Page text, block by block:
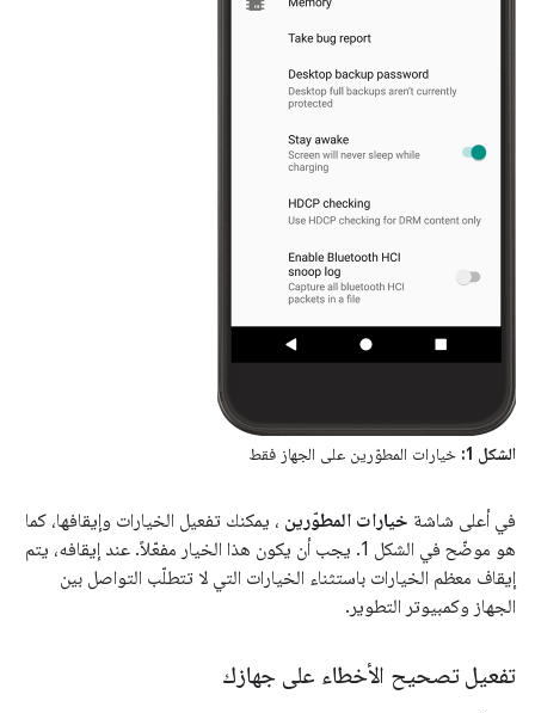
الشكل 1: خيارات المطوّرين على الجهاز فقط
في أعلى شاشة خيارات المطوّرين ، يمكنك تفعيل الخيارات وإيقافها، كما
هو موضّح في الشكل 1. يجب أن يكون هذا الخيار مفعّلاً. عند إيقافه، يتم
إيقاف معظم الخيارات باستثناء الخيارات التي لا تتطلّب التواصل بين
الجهاز وكمبيوتر التطوير.
تفعيل تصحيح الأخطاء على جهازك